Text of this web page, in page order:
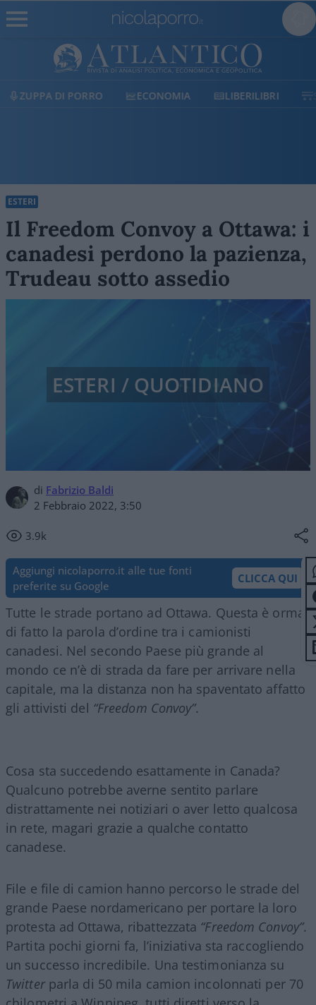
ECONOMIA LIBERILIBRI SHOP
ESTERI
Il Freedom Convoy a Ottawa: i
canadesi perdono la pazienza,
Trudeau sotto assedio
di Fabrizio Baldi
2 Febbraio 2022, 3:50
3.9k
ESTERI / QUOTIDIANO
Aggiungi nicolaporro.it alle tue fonti
preferite su Google
CLICCA QUI
Tutte le strade portano ad Ottawa. Questa è ormai
di fatto la parola d’ordine tra i camionisti
canadesi. Nel secondo Paese più grande al
mondo ce n’è di strada da fare per arrivare nella
capitale, ma la distanza non ha spaventato affatto
gli attivisti del “Freedom Convoy”.
Cosa sta succedendo esattamente in Canada?
Qualcuno potrebbe averne sentito parlare
distrattamente nei notiziari o aver letto qualcosa
in rete, magari grazie a qualche contatto
canadese.
File e file di camion hanno percorso le strade del
grande Paese nordamericano per portare la loro
protesta ad Ottawa, ribattezzata “Freedom Convoy”.
Partita pochi giorni fa, l’iniziativa sta raccogliendo
un successo incredibile. Una testimonianza su
Twitter parla di 50 mila camion incolonnati per 70